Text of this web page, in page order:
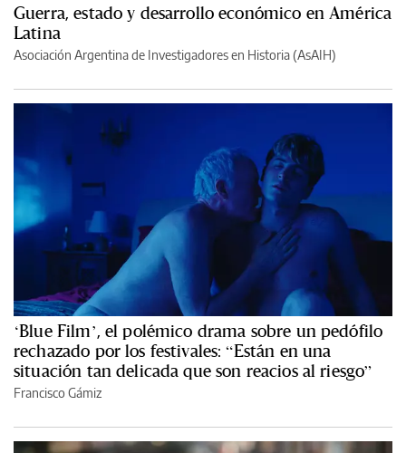
Guerra, estado y desarrollo económico en América
Latina
Asociación Argentina de Investigadores en Historia (AsAIH)
‘Blue Film’, el polémico drama sobre un pedófilo
rechazado por los festivales: “Están en una
situación tan delicada que son reacios al riesgo”
Francisco Gámiz